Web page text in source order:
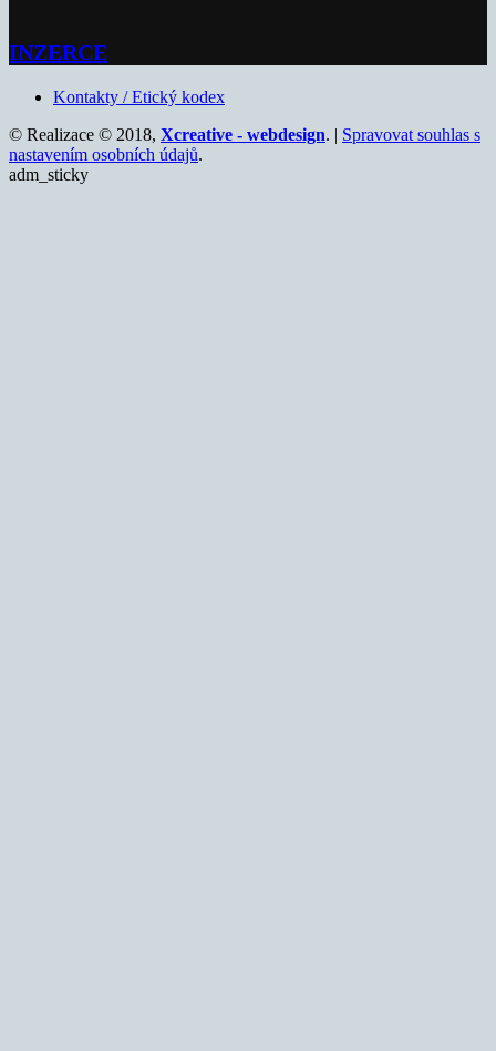
INZERCE
Kontakty / Etický kodex
© Realizace © 2018, Xcreative - webdesign. | Spravovat souhlas s
nastavením osobních údajů.
adm_sticky